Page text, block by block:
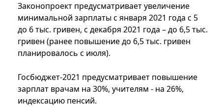
Законопроект предусматривает увеличение
минимальной зарплаты с января 2021 года с 5
до 6 тыс. гривен, с декабря 2021 года – до 6,5 тыс.
гривен (ранее повышение до 6,5 тыс. гривен
планировалось с июля).
Госбюджет-2021 предусматривает повышение
зарплат врачам на 30%, учителям - на 26%,
индексацию пенсий.